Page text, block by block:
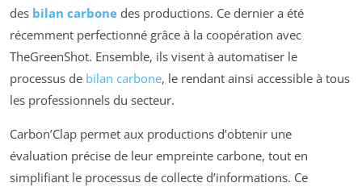
des bilan carbone des productions. Ce dernier a été
récemment perfectionné grâce à la coopération avec
TheGreenShot. Ensemble, ils visent à automatiser le
processus de bilan carbone, le rendant ainsi accessible à tous
les professionnels du secteur.
Carbon’Clap permet aux productions d’obtenir une
évaluation précise de leur empreinte carbone, tout en
simplifiant le processus de collecte d’informations. Ce